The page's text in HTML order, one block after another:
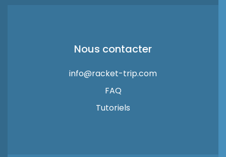
Nous contacter
info@racket-trip.com
FAQ
Tutoriels